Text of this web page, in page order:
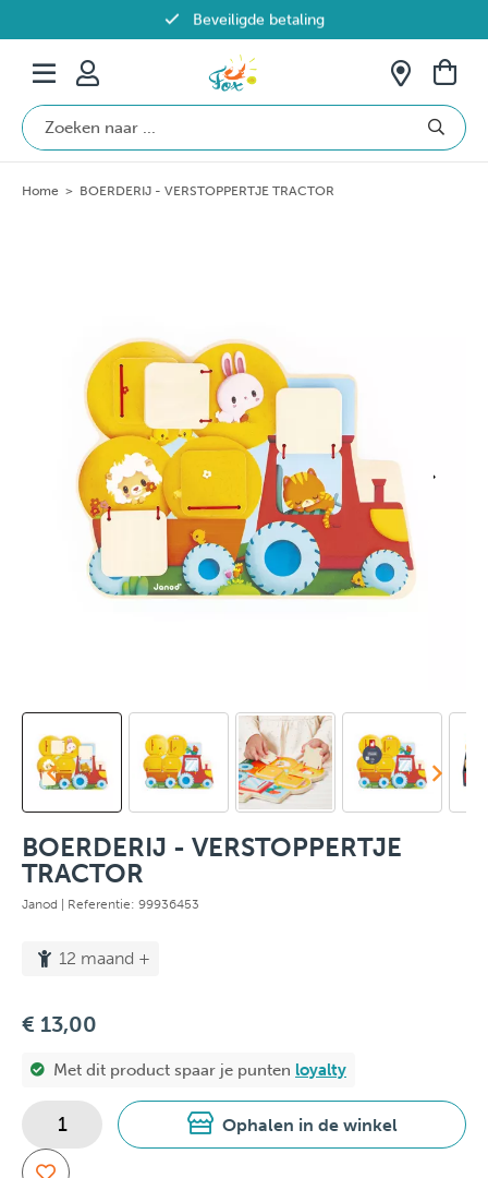
Beveiligde betaling
Gratis verzending vanaf €69 in België
Home > BOERDERIJ - VERSTOPPERTJE TRACTOR
BOERDERIJ - VERSTOPPERTJE
TRACTOR
Janod | Referentie: 99936453
12 maand +
€ 13,00
Met dit product spaar je punten loyalty
Ophalen in de winkel